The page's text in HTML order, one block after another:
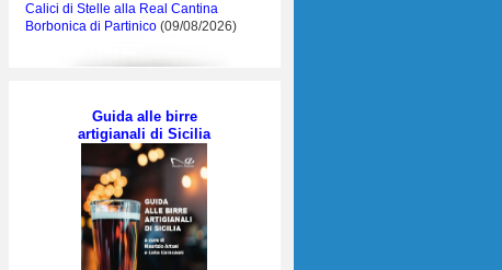
Calici di Stelle alla Real Cantina
Borbonica di Partinico (09/08/2026)
Guida alle birre
artigianali di Sicilia